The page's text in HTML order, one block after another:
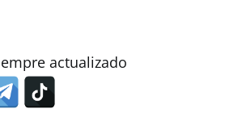
actualizado